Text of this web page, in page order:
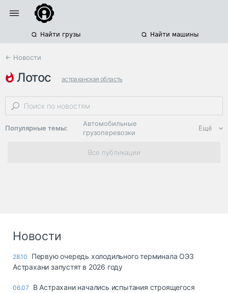
Найти грузы Найти машины
← Новости
лотос астраханская область
морские перевозки опасных грузов танкеры-химовозы
Популярные темы:
Автомобильные
грузоперевозки
Региональная
логистика
опасные грузы
страхование
Ещё
Все публикации
Новости
28.10
Первую очередь холодильного терминала ОЭЗ
Астрахани запустят в 2026 году
06.07
В Астрахани начались испытания строящегося